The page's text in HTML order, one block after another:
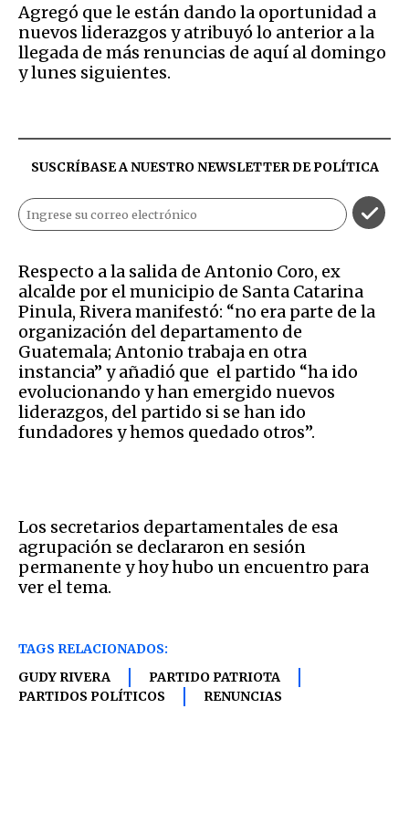
Agregó que le están dando la oportunidad a
nuevos liderazgos y atribuyó lo anterior a la
llegada de más renuncias de aquí al domingo
y lunes siguientes.
SUSCRÍBASE A NUESTRO NEWSLETTER DEPOLÍTICA
Respecto a la salida de Antonio Coro, ex
alcalde por el municipio de Santa Catarina
Pinula, Rivera manifestó: “no era parte de la
organización del departamento de
Guatemala; Antonio trabaja en otra
instancia” y añadió que el partido “ha ido
evolucionando y han emergido nuevos
liderazgos, del partido si se han ido
fundadores y hemos quedado otros”.
Los secretarios departamentales de esa
agrupación se declararon en sesión
permanente y hoy hubo un encuentro para
ver el tema.
TAGS RELACIONADOS:
GUDY RIVERA
PARTIDO PATRIOTA
PARTIDOS POLÍTICOS
RENUNCIAS